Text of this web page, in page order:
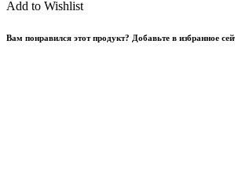
Add to Wishlist
Вам понравился этот продукт? Добавьте в избранное